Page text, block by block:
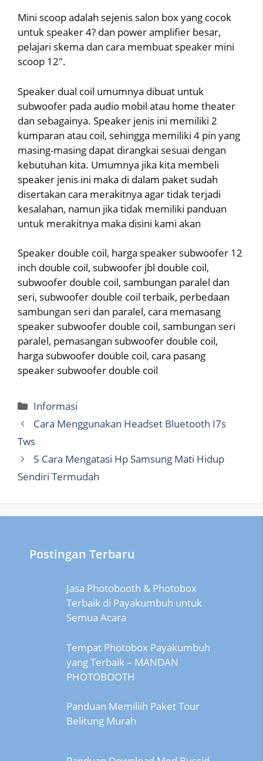
Mini scoop adalah sejenis salon box yang cocok
untuk speaker 4? dan power amplifier besar,
pelajari skema dan cara membuat speaker mini
scoop 12″.
Speaker dual coil umumnya dibuat untuk
subwoofer pada audio mobil atau home theater
dan sebagainya. Speaker jenis ini memiliki 2
kumparan atau coil, sehingga memiliki 4 pin yang
masing-masing dapat dirangkai sesuai dengan
kebutuhan kita. Umumnya jika kita membeli
speaker jenis ini maka di dalam paket sudah
disertakan cara merakitnya agar tidak terjadi
kesalahan, namun jika tidak memiliki panduan
untuk merakitnya maka disini kami akan
Speaker double coil, harga speaker subwoofer 12
inch double coil, subwoofer jbl double coil,
subwoofer double coil, sambungan paralel dan
seri, subwoofer double coil terbaik, perbedaan
sambungan seri dan paralel, cara memasang
speaker subwoofer double coil, sambungan seri
paralel, pemasangan subwoofer double coil,
harga subwoofer double coil, cara pasang
speaker subwoofer double coil
Categories
Informasi
Cara Menggunakan Headset Bluetooth I7s
Tws
5 Cara Mengatasi Hp Samsung Mati Hidup
Sendiri Termudah
Postingan Terbaru
Jasa Photobooth & Photobox
Terbaik di Payakumbuh untuk
Semua Acara
Tempat Photobox Payakumbuh
yang Terbaik – MANDAN
PHOTOBOOTH
Panduan Memiliih Paket Tour
Belitung Murah